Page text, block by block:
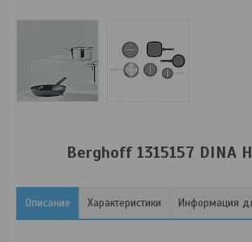
Berghoff 1315157 DINA
Описание Характеристики Информация